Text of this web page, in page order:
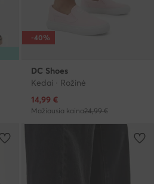
-40%
DC Shoes
Kedai · Rožinė
Dabartinė kaina
14,99 €
Mažiausia kaina24,99 €